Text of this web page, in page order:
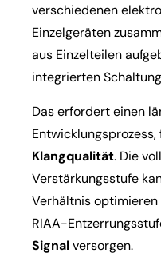
verschiedenen
Einzelgeräten
aus Einzelteilen
integrierten
Das erfordert einen
Klangqualität. Die
Verstärkungsstufe
Verhältnis
RIAA-
Signalversorgen.